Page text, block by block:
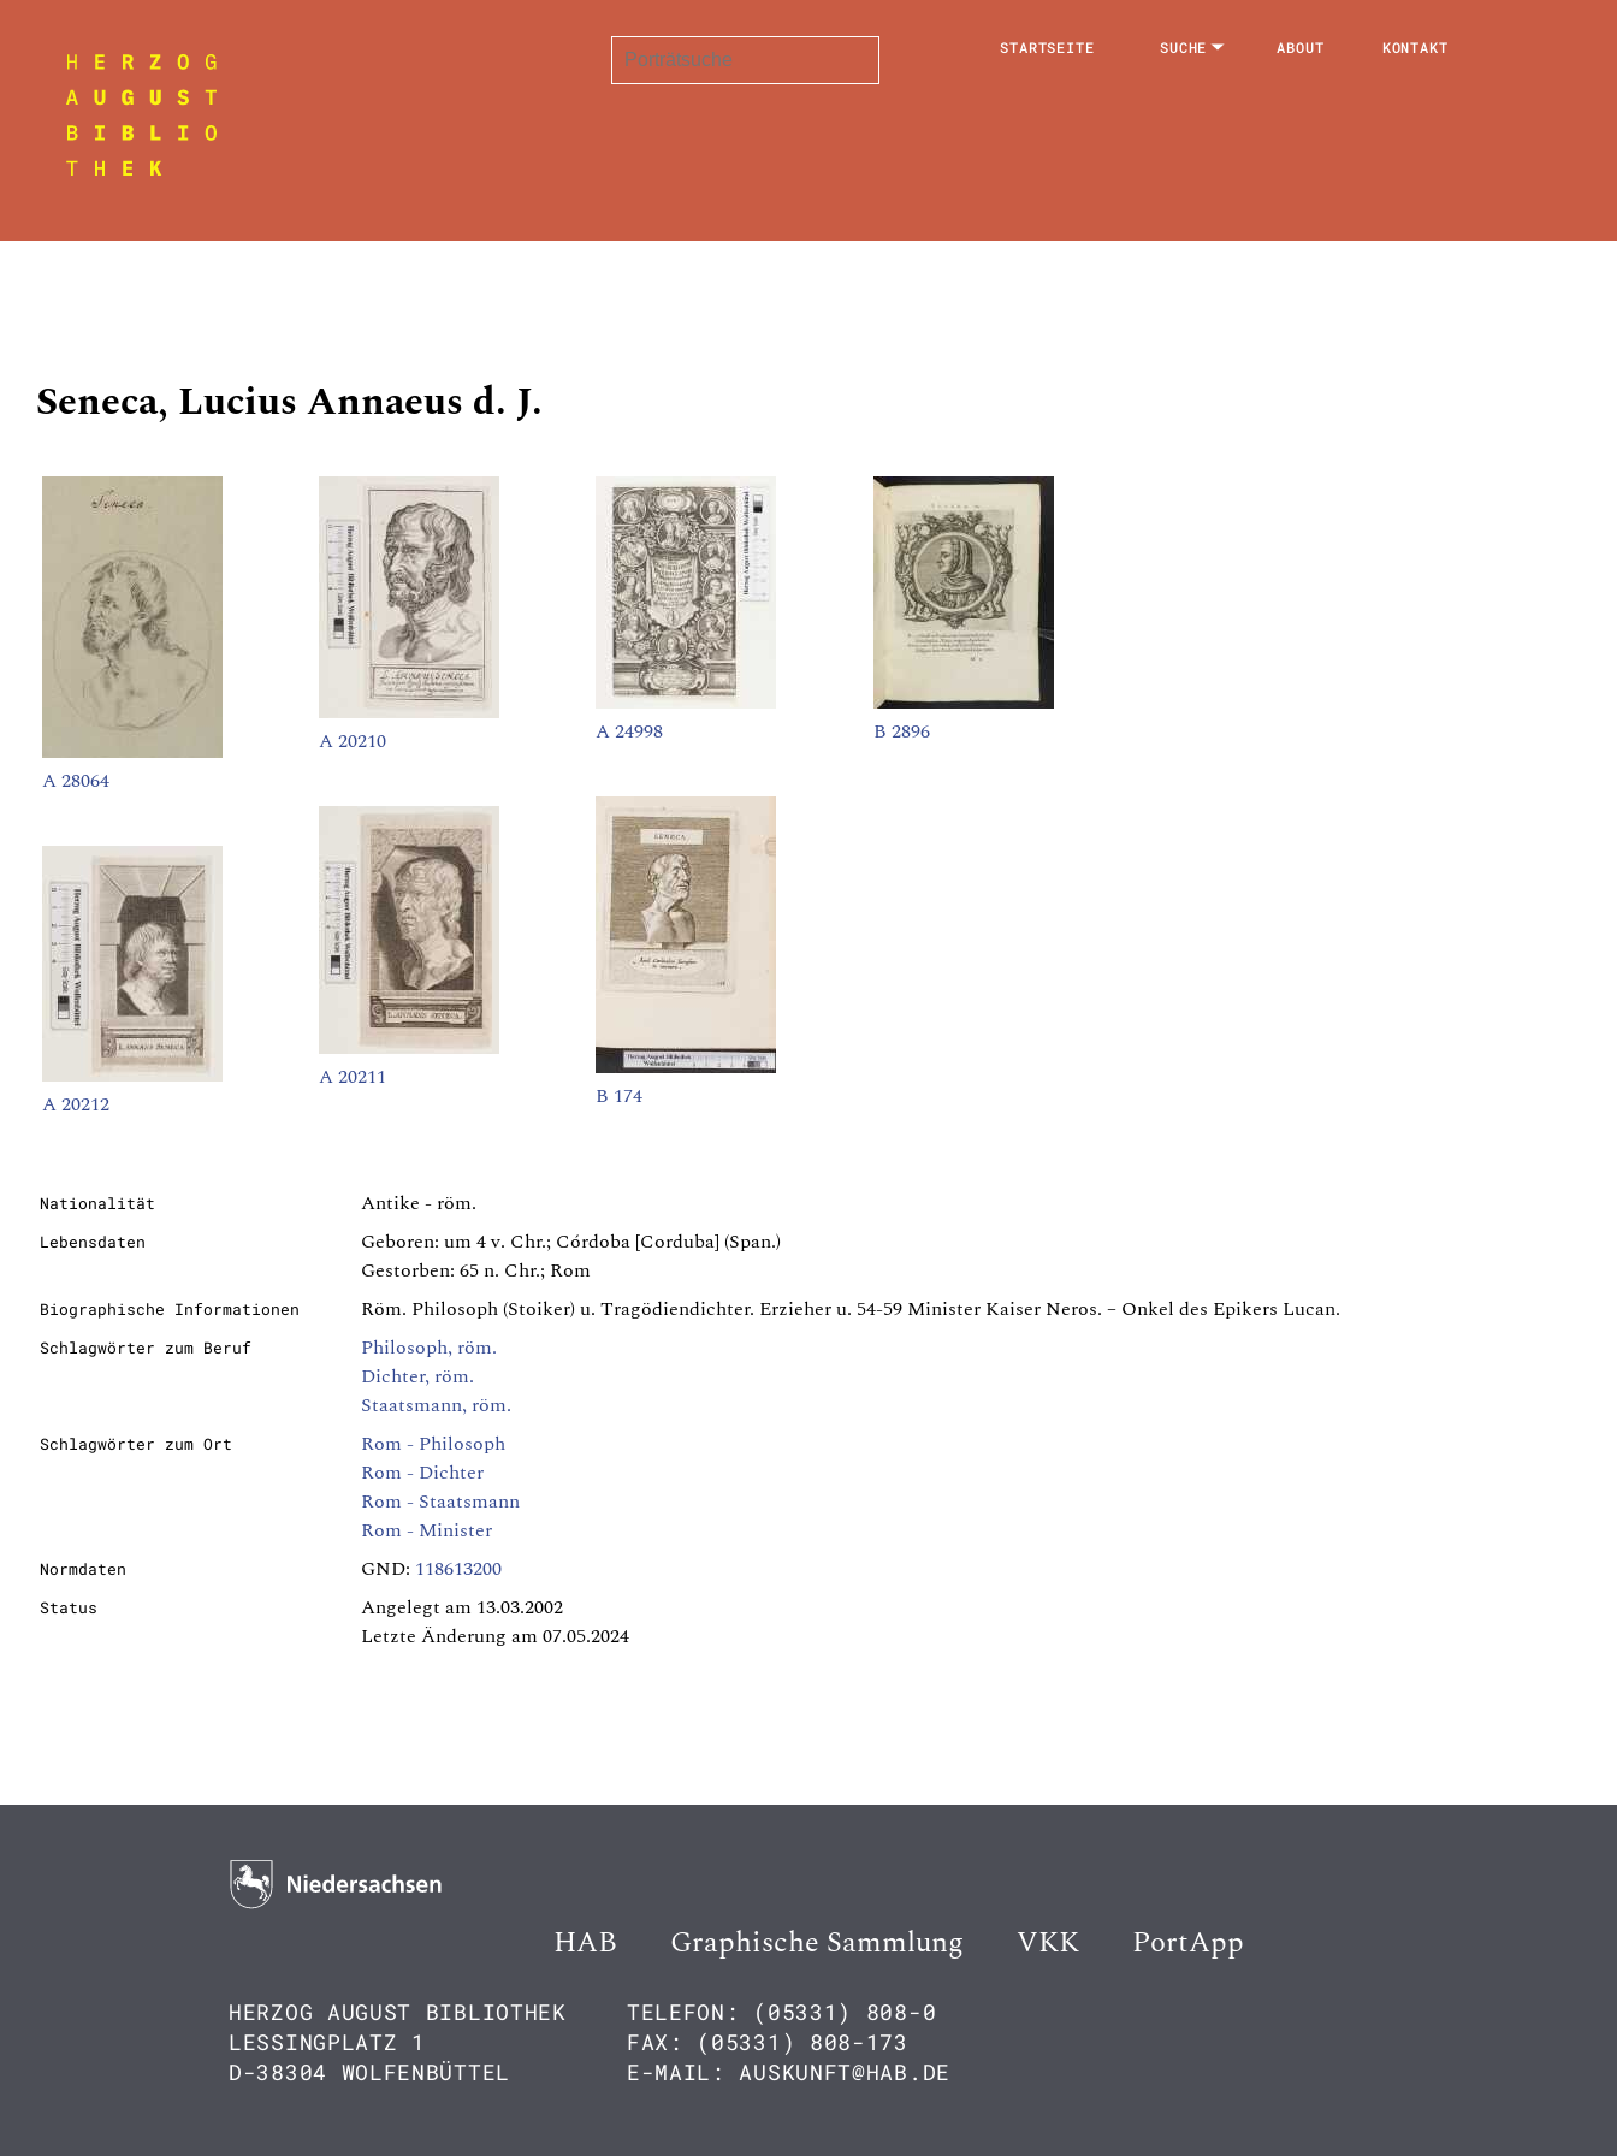
STARTSEITE SUCHE ABOUT KONTAKT
Seneca, Lucius Annaeus d. J.
A 28064
A 20212
A 20210
A 20211
A 24998
B 174
B 2896
Nationalität Antike - röm.
Lebensdaten
Geboren: um 4 v. Chr.; Córdoba [Corduba] (Span.)
Gestorben: 65 n. Chr.; Rom
Biographische Informationen Röm. Philosoph (Stoiker) u. Tragödiendichter. Erzieher u. 54-59 Minister Kaiser Neros. – Onkel des Epikers Lucan.
Schlagwörter zum Beruf
Philosoph, röm.
Dichter, röm.
Staatsmann, röm.
Schlagwörter zum Ort
Rom - Philosoph
Rom - Dichter
Rom - Staatsmann
Rom - Minister
Normdaten GND: 118613200
Status
Angelegt am 13.03.2002
Letzte Änderung am 07.05.2024
HAB Graphische Sammlung VKK PortApp
HERZOG AUGUST BIBLIOTHEK
LESSINGPLATZ 1
D-38304 WOLFENBÜTTEL
TELEFON: (05331) 808-0
FAX: (05331) 808-173
E-MAIL: AUSKUNFT@HAB.DE